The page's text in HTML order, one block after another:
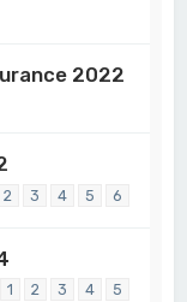
2022
2 3 4 5 6
1 2 3 4 5